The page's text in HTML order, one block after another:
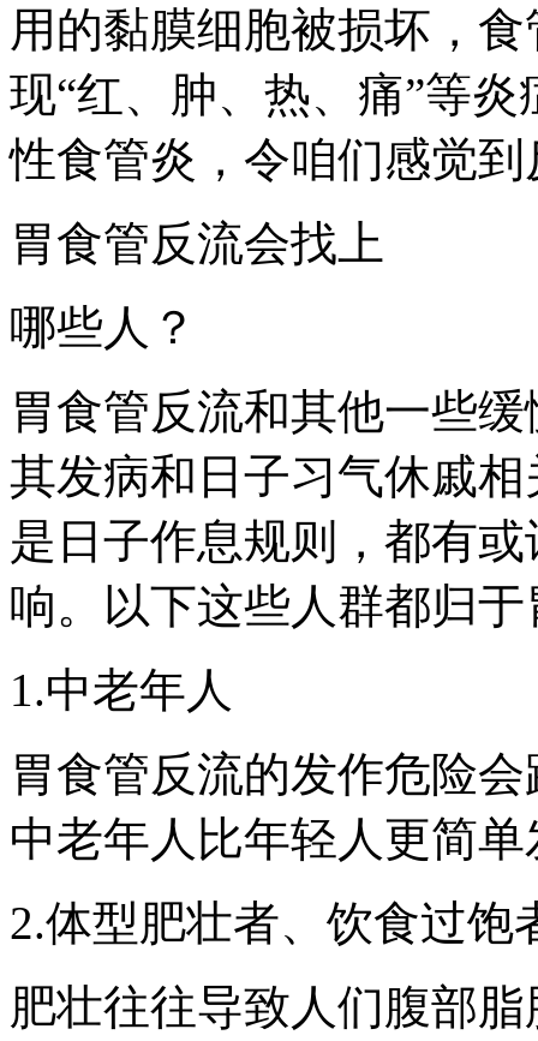
用的黏膜细胞被损坏，
现“红、肿、热、痛”等
性食管炎，令咱们感觉
胃食管反流会找上
哪些人？
胃食管反流和其他一些
其发病和日子习气休戚
是日子作息规则，都有
响。以下这些人群都归
1.中老年人
胃食管反流的发作危险
中老年人比年轻人更简
2.体型肥壮者、饮食过饱
肥壮往往导致人们腹部